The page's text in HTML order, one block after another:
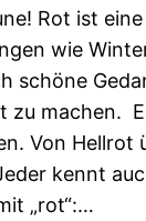
Rot ist
wie
schöne
zu machen.
Von Hellrot
kennt
„rot“:…